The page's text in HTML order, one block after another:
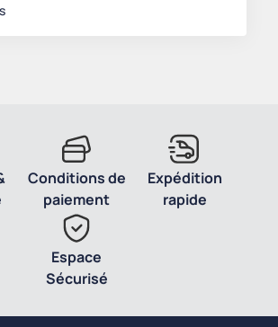
Conditions de
paiement
Expédition
rapide
Espace
Sécurisé